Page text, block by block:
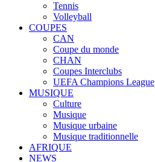
Tennis
Volleyball
COUPES
CAN
Coupe du monde
CHAN
Coupes Interclubs
UEFA Champions League
MUSIQUE
Culture
Musique
Musique urbaine
Musique traditionnelle
AFRIQUE
NEWS